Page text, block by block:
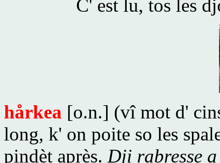
C' est lu, tos les
hårkea [o.n.] (vî mot d'
long, k' on poite so les
pindèt après. Dji rabresse